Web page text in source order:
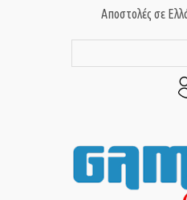
Αποστολές σε